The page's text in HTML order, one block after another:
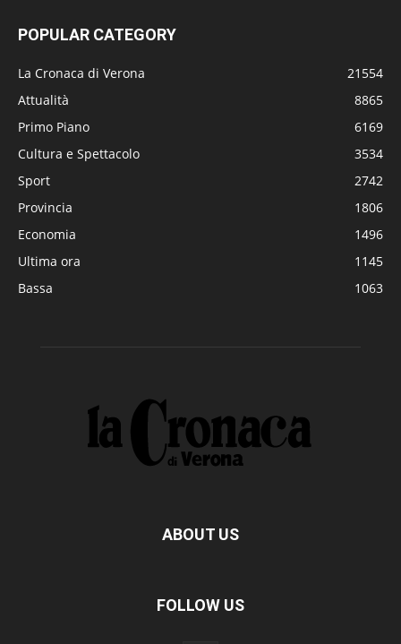
POPULAR CATEGORY
La Cronaca di Verona
21554
Attualità
8865
Primo Piano
6169
Cultura e Spettacolo
3534
Sport
2742
Provincia
1806
Economia
1496
Ultima ora
1145
Bassa
1063
ABOUT US
FOLLOW US